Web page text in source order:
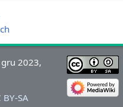
2023,
BY-SA